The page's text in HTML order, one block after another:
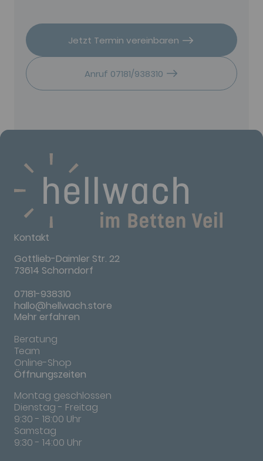
Jetzt Termin vereinbaren
Anruf 07181/938310
Kontakt
Gottlieb-Daimler Str. 22
73614 Schorndorf
07181-938310
hallo@hellwach.store
Mehr erfahren
Beratung
Team
Online-Shop
Öffnungszeiten
Montag geschlossen
Dienstag - Freitag
9:30 - 18:00 Uhr
Samstag
9:30 - 14:00 Uhr